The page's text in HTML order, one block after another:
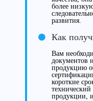
более
развития.
Как
Вам
документов
продукцию
короткие
продукции,